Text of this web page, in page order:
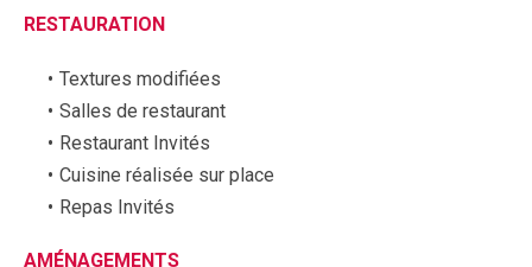
RESTAURATION
Textures modifiées
Salles de restaurant
Restaurant Invités
Cuisine réalisée sur place
Repas Invités
AMÉNAGEMENTS